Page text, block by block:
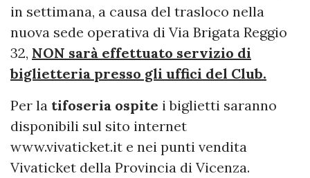
in settimana, a causa del trasloco nella
nuova sede operativa di Via Brigata Reggio
32, NON sarà effettuato servizio di
biglietteria presso gli uffici del Club.
Per la tifoseria ospite i biglietti saranno
disponibili sul sito internet
www.vivaticket.it e nei punti vendita
Vivaticket della Provincia di Vicenza.